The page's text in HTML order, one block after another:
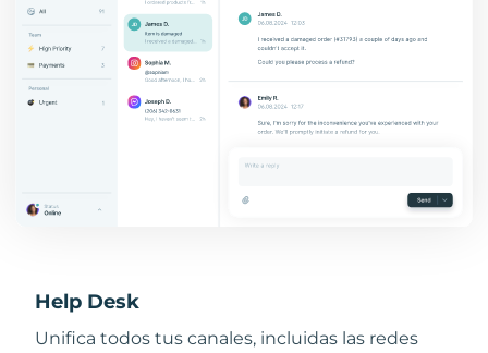
Help Desk
Unifica todos tus canales, incluidas las redes